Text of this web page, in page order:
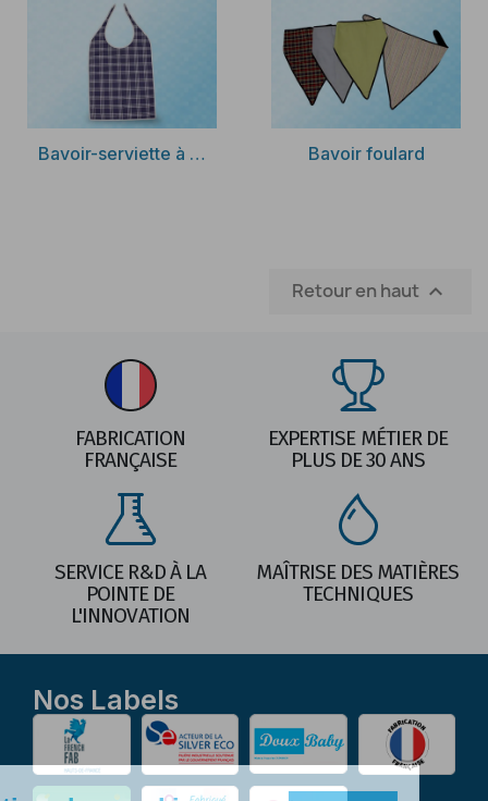
Découvrir Bavoir-serviette à nouer motif carreaux bleus enduit PVC Découvrir
Bavoir foulard
Retour en haut 
FABRICATION
FRANÇAISE
EXPERTISE MÉTIER DE
PLUS DE 30 ANS
SERVICE R&D À LA
POINTE DE
L'INNOVATION
MAÎTRISE DES MATIÈRES
TECHNIQUES
Nos Labels